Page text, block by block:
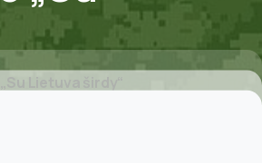
Lietuva širdy“